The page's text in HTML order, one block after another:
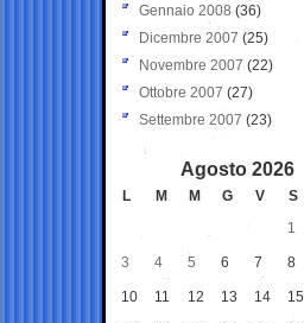
Gennaio 2008 (36)
Dicembre 2007 (25)
Novembre 2007 (22)
Ottobre 2007 (27)
Settembre 2007 (23)
Agosto 2026
L M M G V S
1
3 4 5 6 7 8
10 11 12 13 14 15